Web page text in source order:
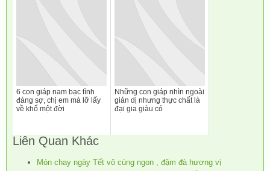
6 con giáp nam bạc tình
đáng sợ, chị em mà lỡ lấy
về khổ một đời
Những con giáp nhìn ngoài
giản dị nhưng thực chất là
đại gia giàu có
Liên Quan Khác
Món chay ngày Tết vô cùng ngon , đậm đà hương vị